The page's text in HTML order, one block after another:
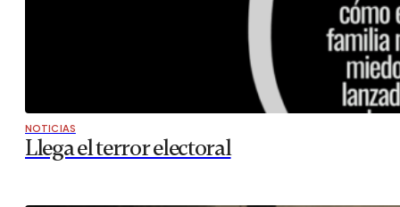
NOTICIAS
Llega el terror electoral